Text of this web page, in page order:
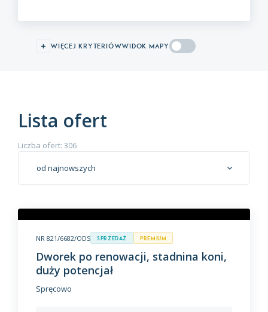
więcej kryteriówWIDOK MAPY
Lista ofert
Liczba ofert: 306
od najnowszych
NR 821/6682/ODS Sprzedaż premium
Dworek po renowacji, stadnina koni,
duży potencjał
Spręcowo